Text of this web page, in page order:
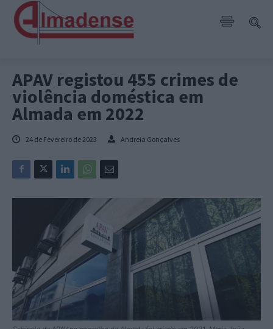
APAV registou 455 crimes de
violência doméstica em
Almada em 2022
24 de Fevereiro de 2023 Andreia Gonçalves